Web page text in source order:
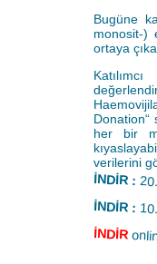
Bugüne
monosit-)
ortaya
Donation“
her bir
verilerini
İNDİR :
İNDİR :
İNDİR